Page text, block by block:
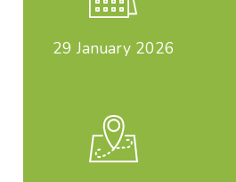
29 January 2026